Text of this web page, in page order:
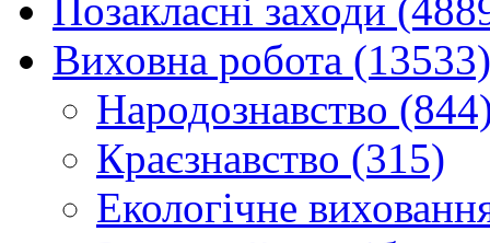
Позакласні заходи
Виховна робота (13533)
Народознавство
Краєзнавство (315)
Екологічне